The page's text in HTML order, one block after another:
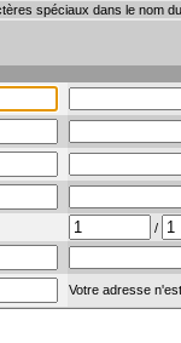
spéciaux dans le nom
/
Votre adresse